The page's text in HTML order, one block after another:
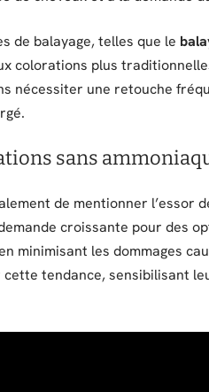
de balayage, telles que le
colorations plus
nécessiter une retouche
sans
de mentionner l’essor
croissante pour des
minimisant les dommages
cette tendance, sensibilisant